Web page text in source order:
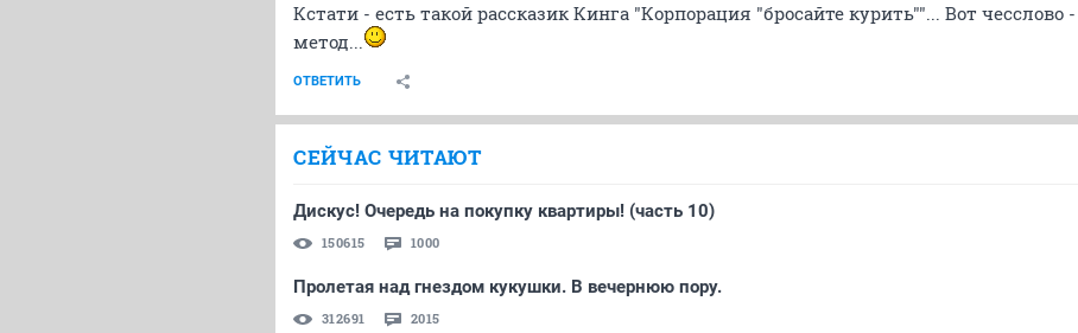
Кстати - есть такой рассказик Кинга "Корпорация "бросайте курить""... Вот
метод...
ОТВЕТИТЬ
СЕЙЧАС ЧИТАЮТ
Дискус! Очередь на покупку квартиры! (часть 10)
150615 1000
Пролетая над гнездом кукушки. В вечернюю пору.
312691 2015